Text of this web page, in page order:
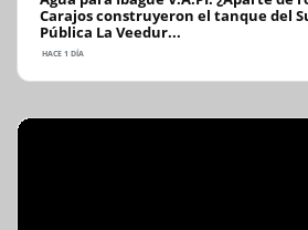
Carajos construyeron el tanque del
Pública La Veedur...
HACE 1 DÍA